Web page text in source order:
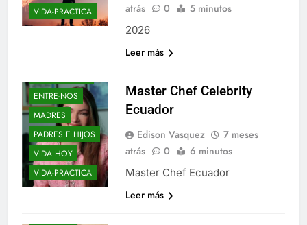
VIDA-PRACTICA
atrás
0 5 minutos
2026
Leer más
BLOGS
DE-TODO-COMO-
ENTRE-NOS
MADRES
PADRES E HIJOS
VIDA HOY
VIDA-PRACTICA
Master Chef Celebrity
Ecuador
Edison Vasquez
7 meses
atrás
0 6 minutos
Master Chef Ecuador
Leer más
AÑO NUEVO
BEBES
BLOGS
ELLOS Y ELLAS